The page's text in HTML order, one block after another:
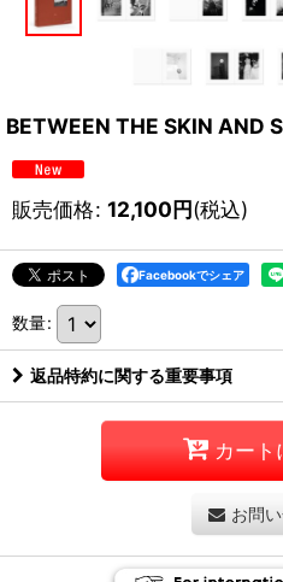
BETWEEN THE SKIN AND
販売価格: 12,100円(税込)
Facebookでシェア
数量:
返品特約に関する重要事項
カート
お問